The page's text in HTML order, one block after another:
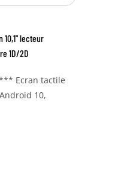
10,1" lecteur
1D/2D
Ecran tactile
10,